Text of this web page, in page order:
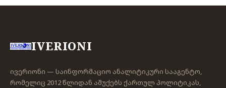
IVERIONI
ივერიონი — საინფორმაციო ანალიტიკური სააგენტო,
რომელიც 2012 წლიდან აშუქებს ქართულ პოლიტიკას,